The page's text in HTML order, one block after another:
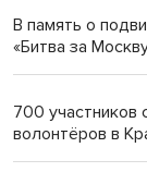
В память о
«Битва за
700 участников
волонтёров в